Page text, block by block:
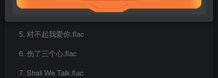
对不起我爱你.flac
伤了三个心.flac
Shall We Talk.flac